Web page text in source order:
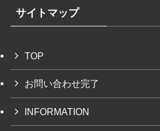
サイトマップ
TOP
お問い合わせ完了
INFORMATION